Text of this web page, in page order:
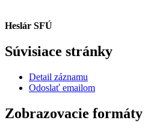
Heslár SFÚ
Súvisiace stránky
Detail záznamu
Odoslať emailom
Zobrazovacie formáty